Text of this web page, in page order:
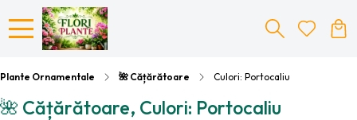
Plante Ornamentale 🌺 Cățărătoare Culori: Portocaliu
🌺 Cățărătoare, Culori: Portocaliu